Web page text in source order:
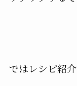
ではレシピ紹介